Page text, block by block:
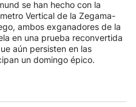
se han hecho con la
Vertical de la Zegama-
ambos exganadores de la
en una prueba reconvertida
aún persisten en las
un domingo épico.